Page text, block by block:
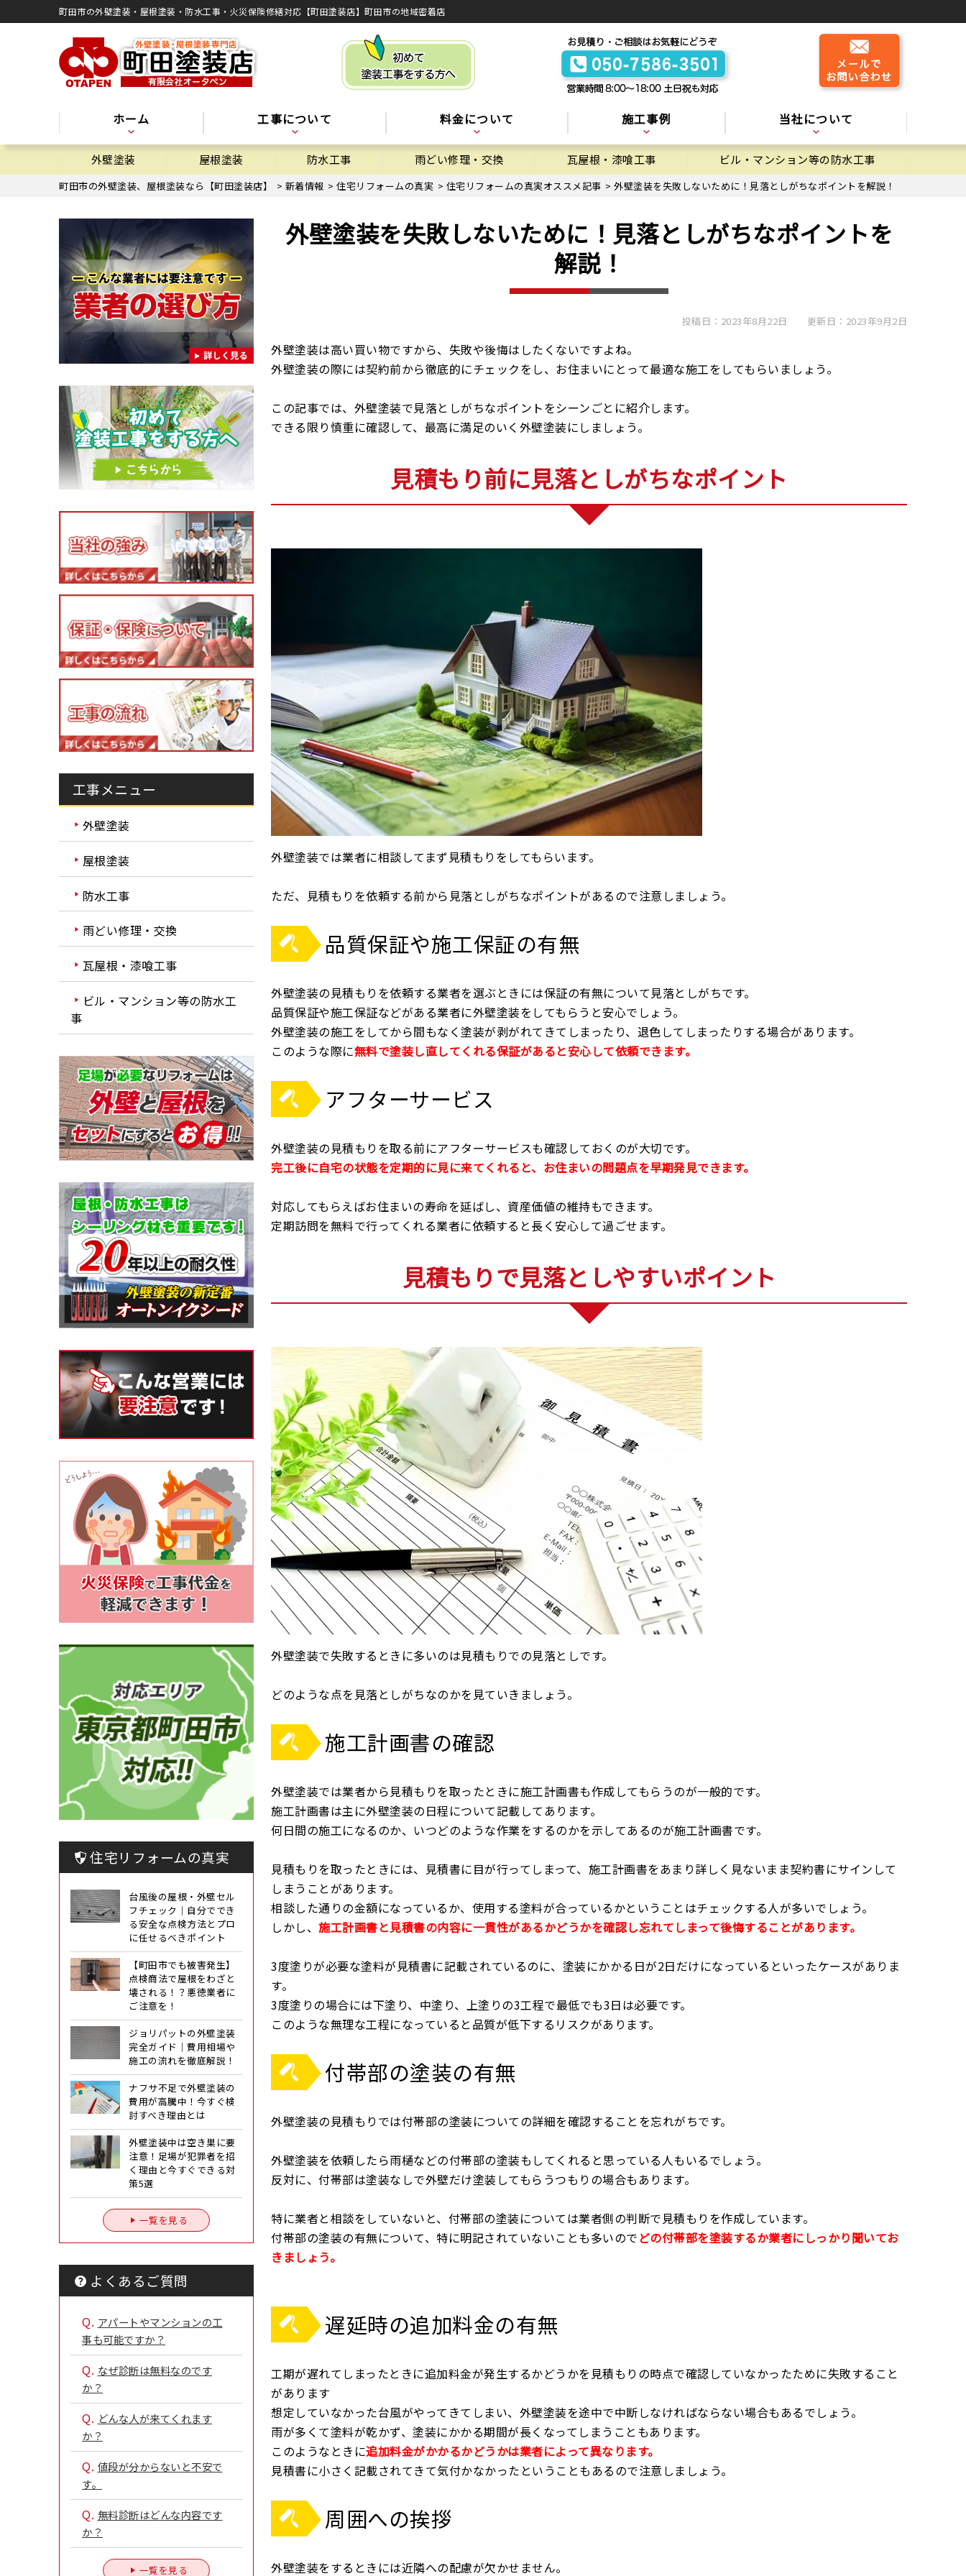
町田市の外壁塗装・屋根塗装・防水工事・火災保険修繕対応【町田塗装店】町田市の地域密着店
ホーム 工事について 料金について 施工事例 当社について
外壁塗装 屋根塗装 防水工事 雨どい修理・交換 瓦屋根・漆喰工事 ビル・マンション等の防水工事
町田市の外壁塗装、屋根塗装なら【町田塗装店】 > 新着情報 > 住宅リフォームの真実 > 住宅リフォームの真実オススメ記事 > 外壁塗装を失敗しないために！見落としがちなポイントを解説！
外壁塗装を失敗しないために！見落としがちなポイントを
解説！
投稿日：2023年8月22日 更新日：2023年9月2日
外壁塗装は高い買い物ですから、失敗や後悔はしたくないですよね。
外壁塗装の際には契約前から徹底的にチェックをし、お住まいにとって最適な施工をしてもらいましょう。
この記事では、外壁塗装で見落としがちなポイントをシーンごとに紹介します。
できる限り慎重に確認して、最高に満足のいく外壁塗装にしましょう。
見積もり前に見落としがちなポイント
外壁塗装では業者に相談してまず見積もりをしてもらいます。
ただ、見積もりを依頼する前から見落としがちなポイントがあるので注意しましょう。
品質保証や施工保証の有無
外壁塗装の見積もりを依頼する業者を選ぶときには保証の有無について見落としがちです。
品質保証や施工保証などがある業者に外壁塗装をしてもらうと安心でしょう。
外壁塗装の施工をしてから間もなく塗装が剥がれてきてしまったり、退色してしまったりする場合があります。
このような際に無料で塗装し直してくれる保証があると安心して依頼できます。
アフターサービス
外壁塗装の見積もりを取る前にアフターサービスも確認しておくのが大切です。
完工後に自宅の状態を定期的に見に来てくれると、お住まいの問題点を早期発見できます。
対応してもらえばお住まいの寿命を延ばし、資産価値の維持もできます。
定期訪問を無料で行ってくれる業者に依頼すると長く安心して過ごせます。
見積もりで見落としやすいポイント
外壁塗装で失敗するときに多いのは見積もりでの見落としです。
どのような点を見落としがちなのかを見ていきましょう。
施工計画書の確認
外壁塗装では業者から見積もりを取ったときに施工計画書も作成してもらうのが一般的です。
施工計画書は主に外壁塗装の日程について記載してあります。
何日間の施工になるのか、いつどのような作業をするのかを示してあるのが施工計画書です。
見積もりを取ったときには、見積書に目が行ってしまって、施工計画書をあまり詳しく見ないまま契約書にサインして
しまうことがあります。
相談した通りの金額になっているか、使用する塗料が合っているかということはチェックする人が多いでしょう。
しかし、 施工計画書と見積書の内容に一貫性があるかどうかを確認し忘れてしまって後悔することがあります。
3度塗りが必要な塗料が見積書に記載されているのに、塗装にかかる日が2日だけになっているといったケースがありま
す。
3度塗りの場合には下塗り、中塗り、上塗りの3工程で最低でも3日は必要です。
このような無理な工程になっていると品質が低下するリスクがあります。
付帯部の塗装の有無
外壁塗装の見積もりでは付帯部の塗装についての詳細を確認することを忘れがちです。
外壁塗装を依頼したら雨樋などの付帯部の塗装もしてくれると思っている人もいるでしょう。
反対に、付帯部は塗装なしで外壁だけ塗装してもらうつもりの場合もあります。
特に業者と相談をしていないと、付帯部の塗装については業者側の判断で見積もりを作成しています。
付帯部の塗装の有無について、特に明記されていないことも多いのでどの付帯部を塗装するか業者にしっかり聞いてお
きましょう。
遅延時の追加料金の有無
工期が遅れてしまったときに追加料金が発生するかどうかを見積もりの時点で確認していなかったために失敗すること
があります
想定していなかった台風がやってきてしまい、外壁塗装を途中で中断しなければならない場合もあるでしょう。
雨が多くて塗料が乾かず、塗装にかかる期間が長くなってしまうこともあります。
このようなときに追加料金がかかるかどうかは業者によって異なります。
見積書に小さく記載されてきて気付かなかったということもあるので注意しましょう。
周囲への挨拶
外壁塗装をするときには近隣への配慮が欠かせません。
工事メニュー
外壁塗装
屋根塗装
防水工事
雨どい修理・交換
瓦屋根・漆喰工事
ビル・マンション等の防水工
事
住宅リフォームの真実
台風後の屋根・外壁セル
フチェック｜自分ででき
る安全な点検方法とプロ
に任せるべきポイント
【町田市でも被害発生】
点検商法で屋根をわざと
壊される！？悪徳業者に
ご注意を！
ジョリパットの外壁塗装
完全ガイド｜費用相場や
施工の流れを徹底解説！
ナフサ不足で外壁塗装の
費用が高騰中！今すぐ検
討すべき理由とは
外壁塗装中は空き巣に要
注意！足場が犯罪者を招
く理由と今すぐできる対
策5選
一覧を見る
よくあるご質問
Q. アパートやマンションの工
事も可能ですか？
Q. なぜ診断は無料なのです
か？
Q. どんな人が来てくれます
か？
Q. 値段が分からないと不安で
す。
Q. 無料診断はどんな内容です
か？
一覧を見る